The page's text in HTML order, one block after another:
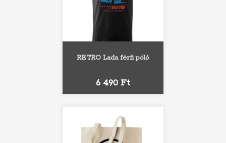
RETRO Lada férfi póló
Ár
6 490 Ft